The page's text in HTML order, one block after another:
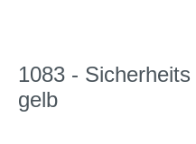
1083 -
gelb